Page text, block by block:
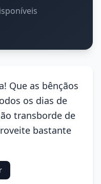
Que as bênçãos
os dias de
transborde de
bastante